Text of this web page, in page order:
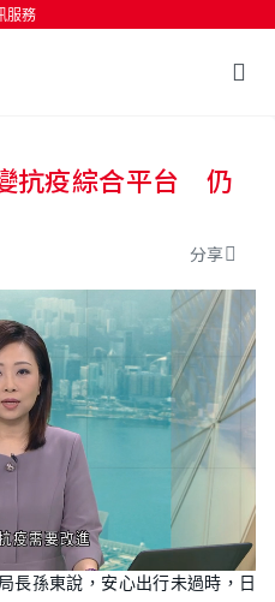
服務
開始搜尋
抗疫綜合平台 仍
分享
長孫東說，安心出行未過時，日